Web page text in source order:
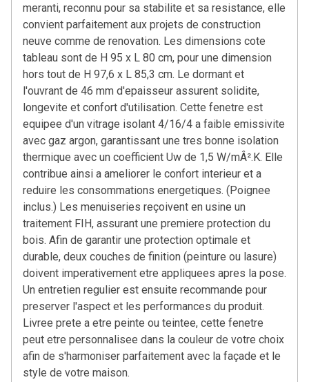
meranti, reconnu pour sa stabilite et sa resistance, elle
convient parfaitement aux projets de construction
neuve comme de renovation. Les dimensions cote
tableau sont de H 95 x L 80 cm, pour une dimension
hors tout de H 97,6 x L 85,3 cm. Le dormant et
l'ouvrant de 46 mm d'epaisseur assurent solidite,
longevite et confort d'utilisation. Cette fenetre est
equipee d'un vitrage isolant 4/16/4 a faible emissivite
avec gaz argon, garantissant une tres bonne isolation
thermique avec un coefficient Uw de 1,5 W/mÂ².K. Elle
contribue ainsi a ameliorer le confort interieur et a
reduire les consommations energetiques. (Poignee
inclus.) Les menuiseries reçoivent en usine un
traitement FIH, assurant une premiere protection du
bois. Afin de garantir une protection optimale et
durable, deux couches de finition (peinture ou lasure)
doivent imperativement etre appliquees apres la pose.
Un entretien regulier est ensuite recommande pour
preserver l'aspect et les performances du produit.
Livree prete a etre peinte ou teintee, cette fenetre
peut etre personnalisee dans la couleur de votre choix
afin de s'harmoniser parfaitement avec la façade et le
style de votre maison.